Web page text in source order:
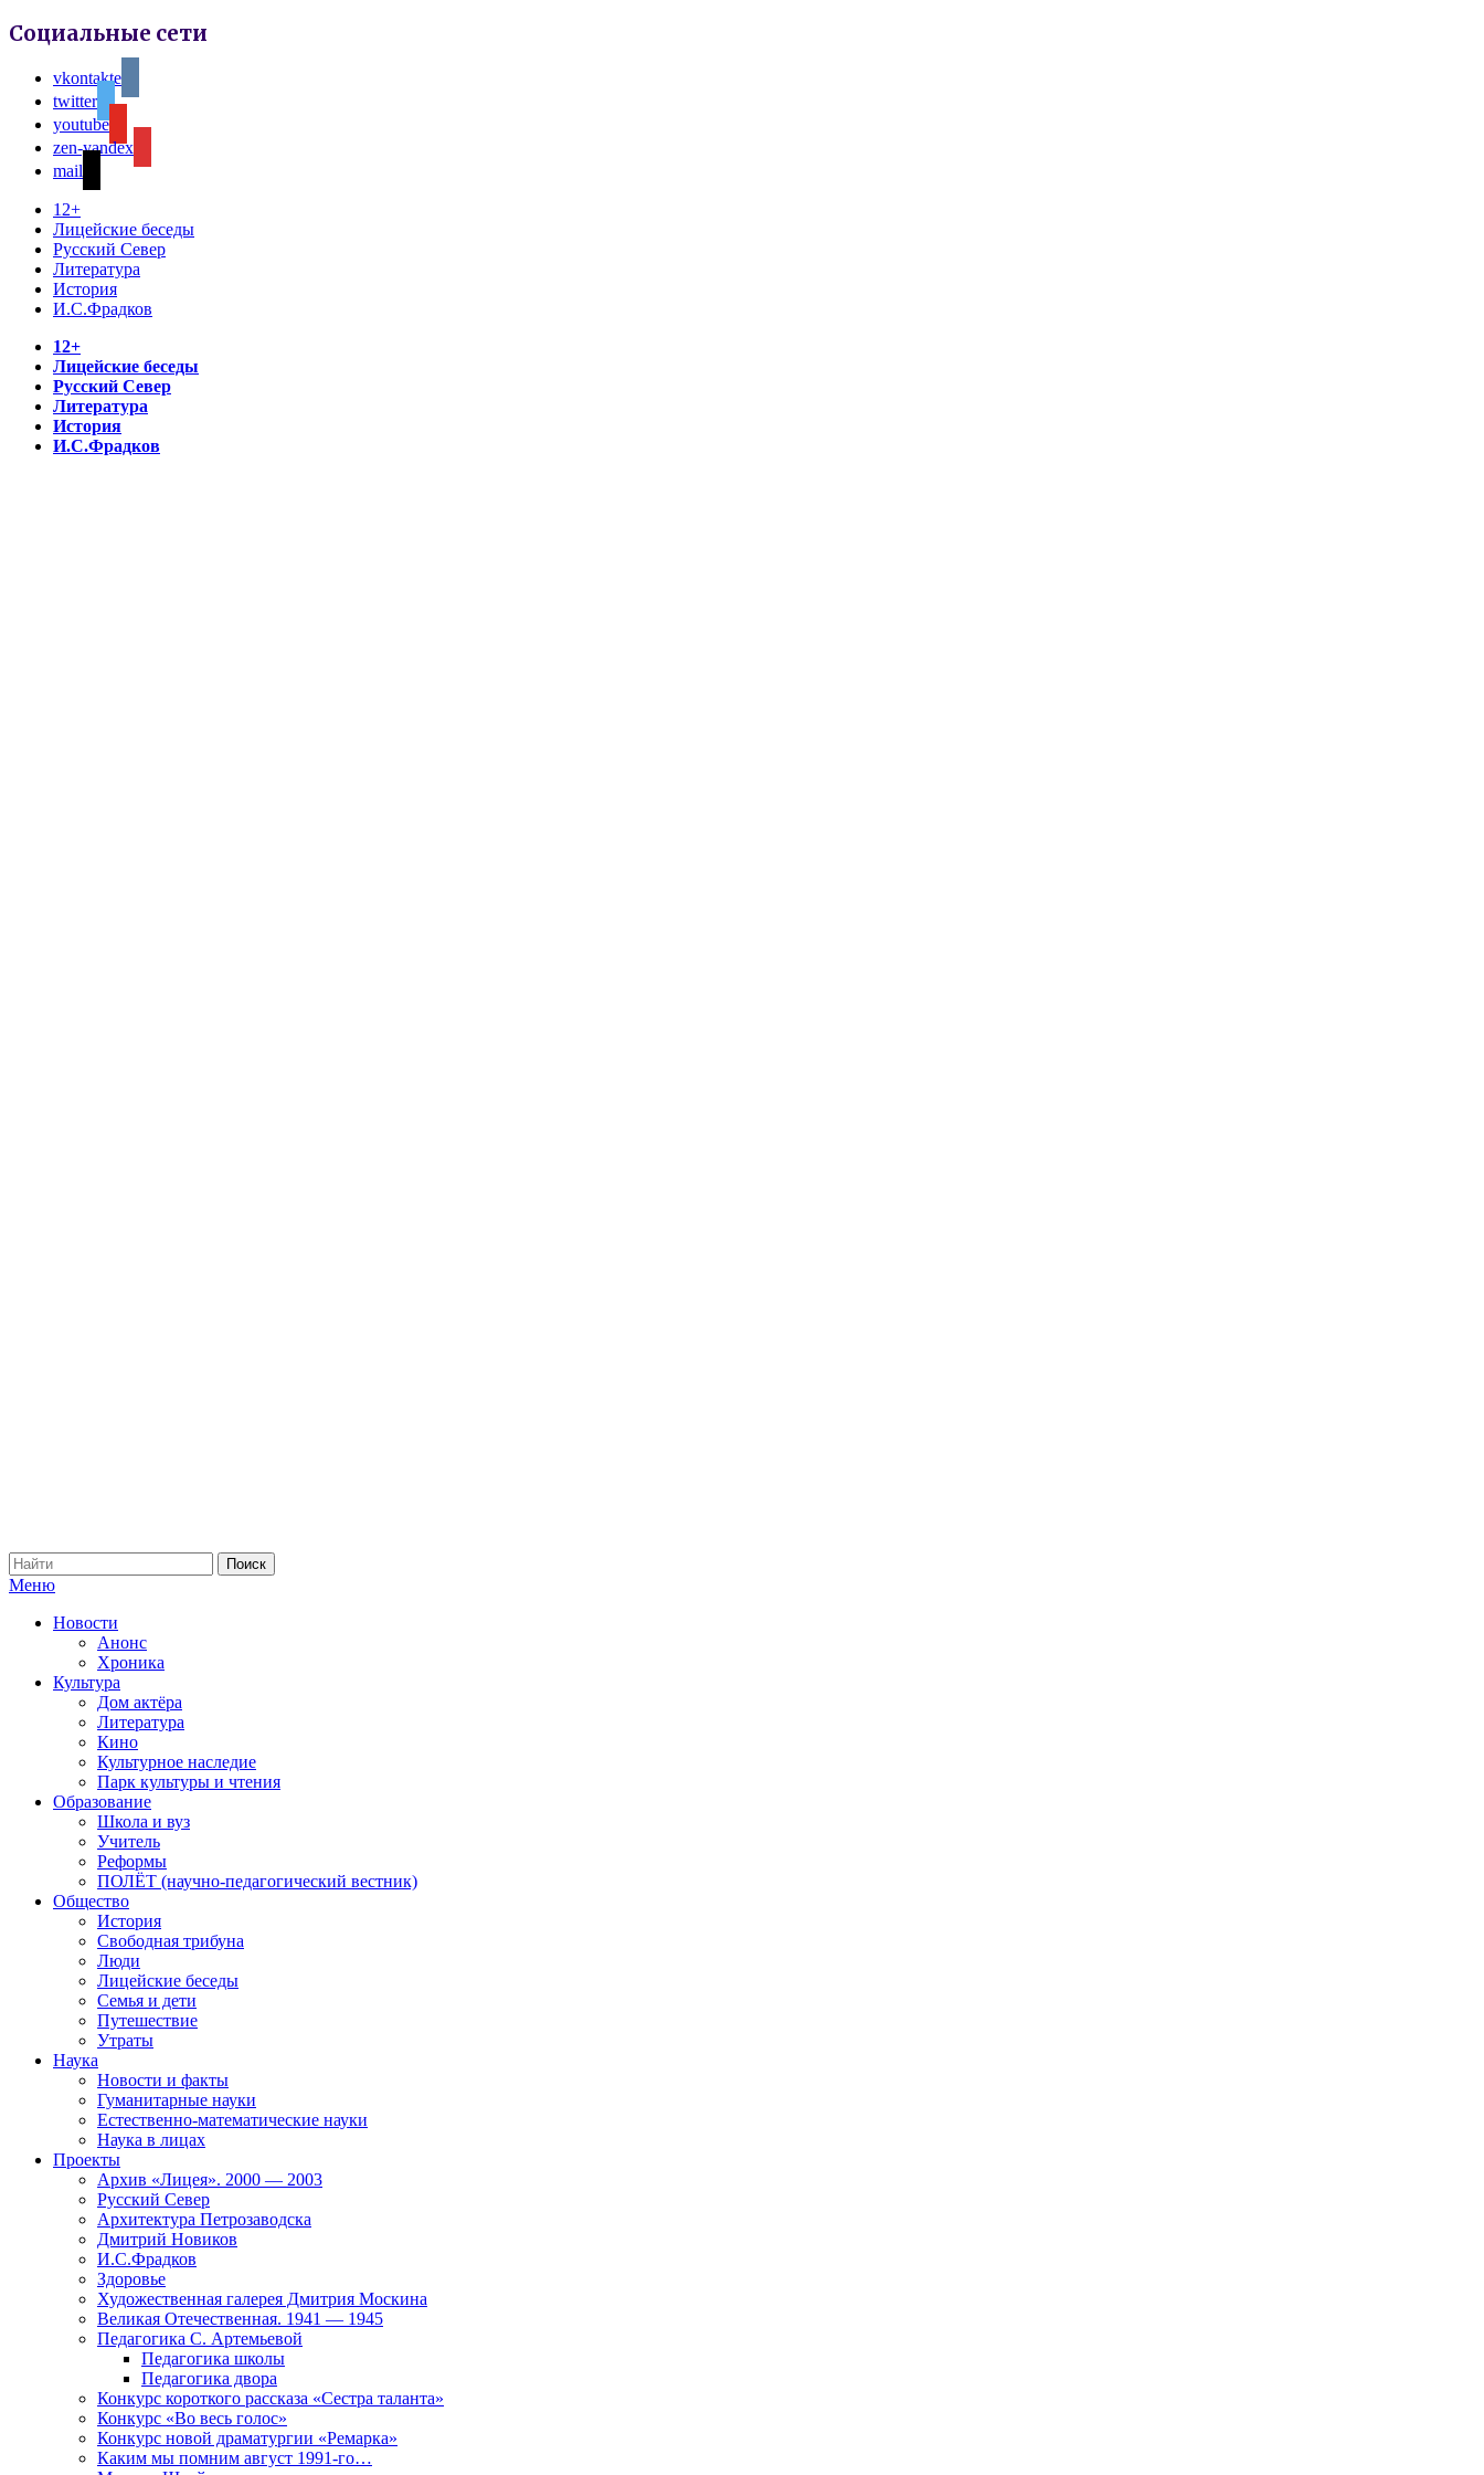
Социальные сети
vkontakte
twitter
youtube
zen-yandex
mail
12+
Лицейские беседы
Русский Север
Литература
История
И.С.Фрадков
12+
Лицейские беседы
Русский Север
Литература
История
И.С.Фрадков
Меню
Новости
Анонс
Хроника
Культура
Дом актёра
Литература
Кино
Культурное наследие
Парк культуры и чтения
Образование
Школа и вуз
Учитель
Реформы
ПОЛЁТ (научно-педагогический вестник)
Общество
История
Свободная трибуна
Люди
Лицейские беседы
Семья и дети
Путешествие
Утраты
Наука
Новости и факты
Гуманитарные науки
Естественно-математические науки
Наука в лицах
Проекты
Архив «Лицея». 2000 — 2003
Русский Север
Архитектура Петрозаводска
Дмитрий Новиков
И.С.Фрадков
Здоровье
Художественная галерея Дмитрия Москина
Великая Отечественная. 1941 — 1945
Педагогика С. Артемьевой
Педагогика школы
Педагогика двора
Конкурс короткого рассказа «Сестра таланта»
Конкурс «Во весь голос»
Конкурс новой драматургии «Ремарка»
Каким мы помним август 1991-го…